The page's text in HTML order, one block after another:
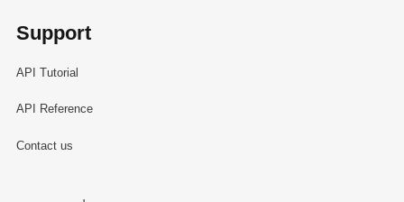
Support
API Tutorial
API Reference
Contact us